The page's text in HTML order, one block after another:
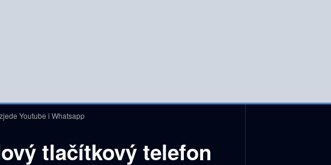
Youtube i Whatsapp
tlačítkový telefon